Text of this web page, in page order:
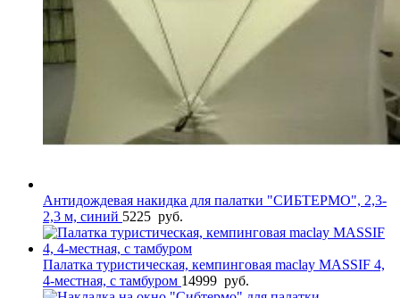
Антидождевая накидка для палатки "СИБТЕРМО", 2,3-
2,3 м, синий 5225 руб.
Палатка туристическая, кемпинговая maclay MASSIF 4,
4-местная, с тамбуром 14999 руб.